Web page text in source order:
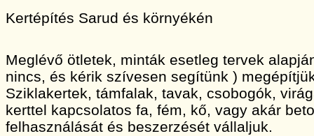
Kertépítés Sarud és környékén
Meglévő ötletek, minták esetleg tervek
nincs, és kérik szívesen segítünk )
Sziklakertek, támfalak, tavak, csobogók,
kerttel kapcsolatos fa, fém, kő, vagy akár
felhasználását és beszerzését vállaljuk.